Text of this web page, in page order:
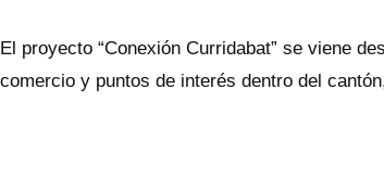
El proyecto “Conexión Curridabat” se viene
comercio y puntos de interés dentro del